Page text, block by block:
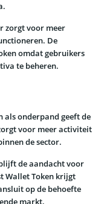
zorgt voor meer
De
omdat gebruikers
te beheren.
als onderpand geeft de
voor meer activiteit
de sector.
de aandacht voor
Wallet Token krijgt
op de behoefte
markt.